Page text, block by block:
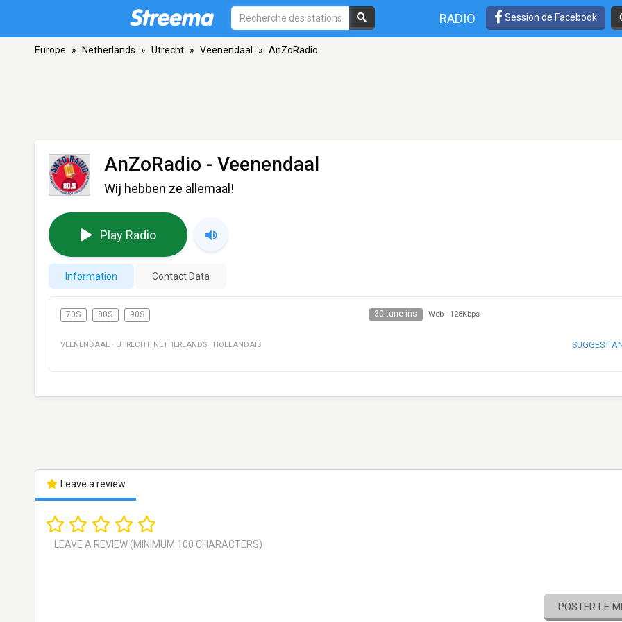
RADIO Session de Facebook
Europe » Netherlands » Utrecht » Veenendaal » AnZoRadio
AnZoRadio - Veenendaal
Wij hebben ze allemaal!
Play Radio
Information Contact Data
70S 80S 90S 30 tune ins Web - 128Kbps
VEENENDAAL · UTRECHT, NETHERLANDS · HOLLANDAIS SUGGEST
Leave a review
POSTER LE